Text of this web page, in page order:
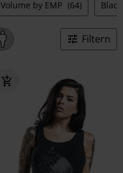
by EMP (64)
Filtern